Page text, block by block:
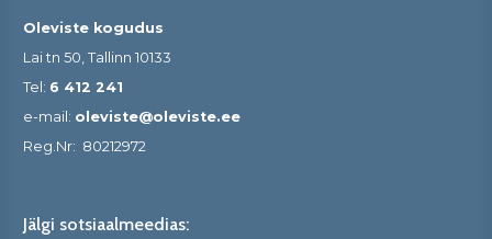
Oleviste kogudus
Lai tn 50, Tallinn 10133
Tel: 6 412 241
e-mail: oleviste@oleviste.ee
Reg.Nr: 80212972
Jälgi sotsiaalmeedias: